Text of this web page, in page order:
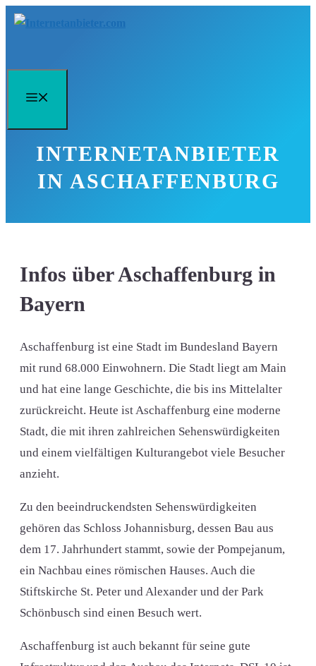
Zum
INTERNETANBIETER
IN ASCHAFFENBURG
Infos über Aschaffenburg in
Bayern
Aschaffenburg ist eine Stadt im Bundesland Bayern
mit rund 68.000 Einwohnern. Die Stadt liegt am Main
und hat eine lange Geschichte, die bis ins Mittelalter
zurückreicht. Heute ist Aschaffenburg eine moderne
Stadt, die mit ihren zahlreichen Sehenswürdigkeiten
und einem vielfältigen Kulturangebot viele Besucher
anzieht.
Zu den beeindruckendsten Sehenswürdigkeiten
gehören das Schloss Johannisburg, dessen Bau aus
dem 17. Jahrhundert stammt, sowie der Pompejanum,
ein Nachbau eines römischen Hauses. Auch die
Stiftskirche St. Peter und Alexander und der Park
Schönbusch sind einen Besuch wert.
Aschaffenburg ist auch bekannt für seine gute